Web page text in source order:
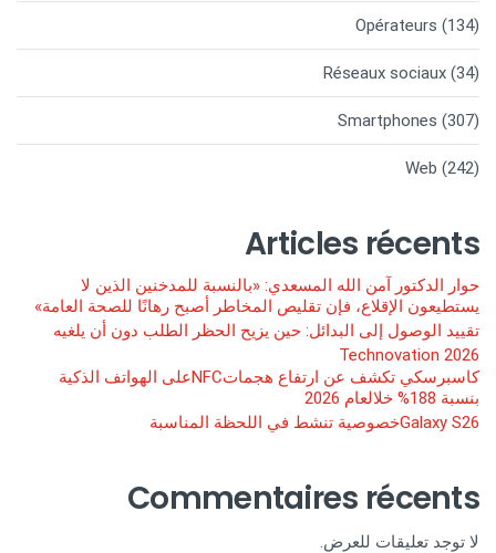
Opérateurs (134)
Réseaux sociaux (34)
Smartphones (307)
Web (242)
Articles récents
حوار الدكتور آمن الله المسعدي: «بالنسبة للمدخنين الذين لا
يستطيعون الإقلاع، فإن تقليص المخاطر أصبح رهانًا للصحة العامة»
تقييد الوصول إلى البدائل: حين يزيح الحظر الطلب دون أن يلغيه
Technovation 2026
كاسبرسكي تكشف عن ارتفاع هجماتNFCعلى الهواتف الذكية
بنسبة 188% خلالعام 2026
Galaxy S26خصوصية تنشط في اللحظة المناسبة
Commentaires récents
لا توجد تعليقات للعرض.